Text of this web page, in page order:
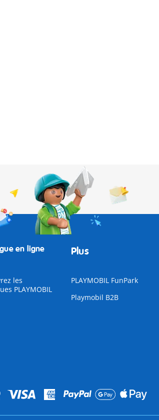
en ligne
les
PLAYMOBIL
Plus
PLAYMOBIL FunPark
Playmobil B2B